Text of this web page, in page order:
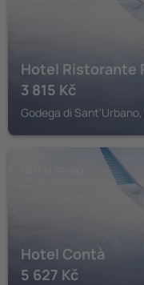
Hotel Ristorante
3 815 Kč
Godega di
Hotel Contà
5 627 Kč